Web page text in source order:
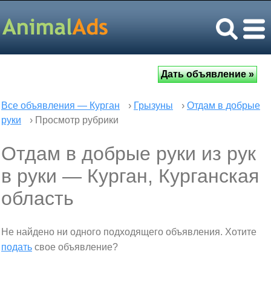
Все объявления — Курган › Грызуны › Отдам в добрые
руки
› Просмотр рубрики
Отдам в добрые руки из рук
в руки — Курган, Курганская
область
Не найдено ни одного подходящего объявления. Хотите
подать свое объявление?